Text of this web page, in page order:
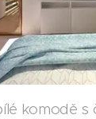
komodě